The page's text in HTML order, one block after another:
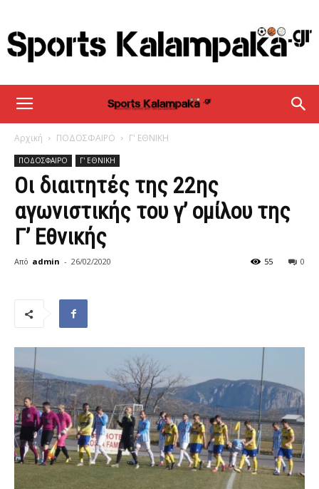
sportskalampaka
Αρχική ΠΟΔΟΣΦΑΙΡΟ Γ' ΕΘΝΙΚΗ
ΠΟΔΟΣΦΑΙΡΟ Γ' ΕΘΝΙΚΗ
Οι διαιτητές της 22ης
αγωνιστικής του γ’ ομίλου της
Γ’ Εθνικής
Από admin - 26/02/2020 0
55